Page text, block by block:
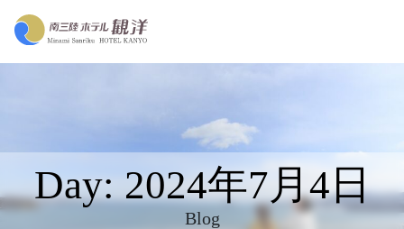
Day: 2024年7月4日
Blog